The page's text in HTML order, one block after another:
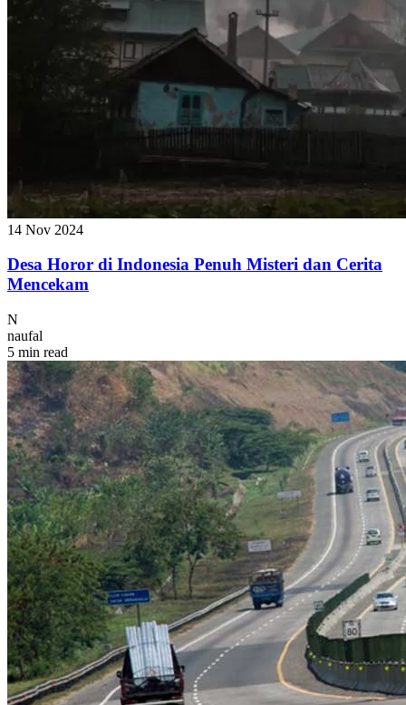
14 Nov 2024
Desa Horor di Indonesia Penuh Misteri dan Cerita
Mencekam
N
naufal
5 min read